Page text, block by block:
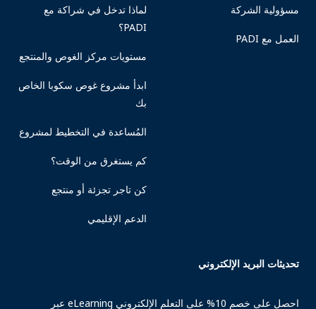
مسؤولية الشركة
العمل مع PADI
لماذا تدخل في شراكة مع
PADI؟
مستويات مركز الغوص والمنتجع
ابدأ مشروع غوص سكوبا الخاص
بك
المُساعدة في التخطيط لمشروع
كم يستغرق من الوقت؟
كن تاجر تجزئة أو منتجع
الدعم الإقليمي
تحديثات البريد الإلكتروني
احصل على خصم 10% على التعلم الإلكتروني eLearning عبر